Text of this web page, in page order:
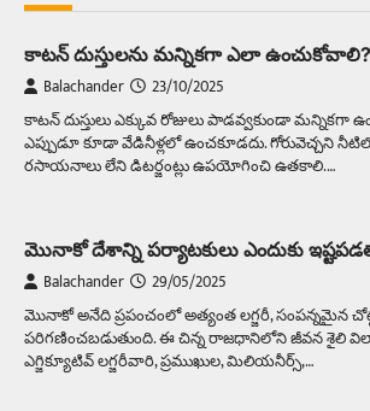
కాటన్‌ దుస్తులను మన్నికగా ఎలా ఉంచుకోవాలి?
Balachander 23/10/2025
కాటన్‌ దుస్తులు ఎక్కువ రోజులు పాడవ్వకుండా
ఎప్పుడూ కూడా వేడినీళ్లలో ఉంచకూడదు. గోరువెచ్చని
రసాయనాలు లేని డిటర్జంట్లు ఉపయోగించి ఉతకాలి.…
మొనాకో దేశాన్ని పర్యాటకులు ఎందుకు
Balachander 29/05/2025
మొనాకో అనేది ప్రపంచంలో అత్యంత లగ్జరీ, సంపన్నమైన
పరిగణించబడుతుంది. ఈ చిన్న రాజధానిలోని జీవన శైలి
ఎగ్జిక్యూటివ్ లగ్జరీవారి, ప్రముఖుల, మిలియనీర్స్,…